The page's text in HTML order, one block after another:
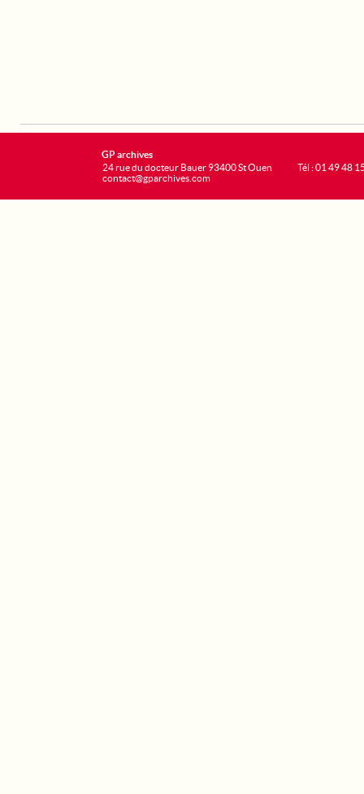
GP archives
24 rue du docteur Bauer 93400 St Ouen
contact@gparchives.com
Tél : 01 49 48